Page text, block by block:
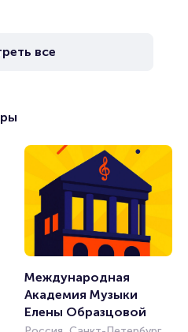
все
Международная
Академия Музыки
Елены Образцовой